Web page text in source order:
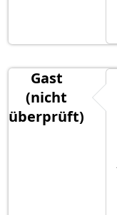
Gast
(nicht
überprüft)